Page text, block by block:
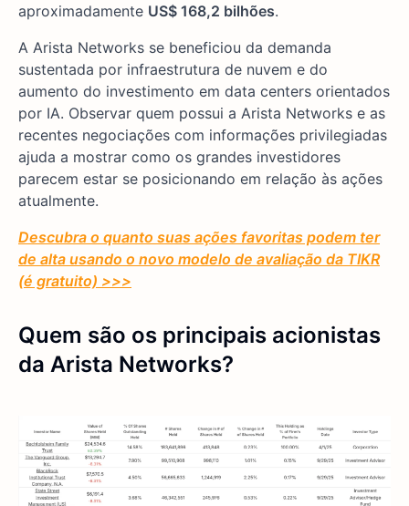
aproximadamente US$ 168,2 bilhões.
A Arista Networks se beneficiou da demanda
sustentada por infraestrutura de nuvem e do
aumento do investimento em data centers orientados
por IA. Observar quem possui a Arista Networks e as
recentes negociações com informações privilegiadas
ajuda a mostrar como os grandes investidores
parecem estar se posicionando em relação às ações
atualmente.
Descubra o quanto suas ações favoritas podem ter
de alta usando o novo modelo de avaliação da TIKR
(é gratuito) >>>
Quem são os principais acionistas
da Arista Networks?